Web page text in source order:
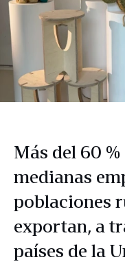
Más del 60
medianas
poblaciones
exportan, a
países de la